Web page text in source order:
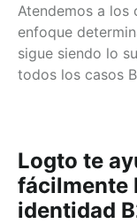
Atendemos a los
enfoque
sigue siendo lo
todos los casos
Logto te
fácilmente
identidad